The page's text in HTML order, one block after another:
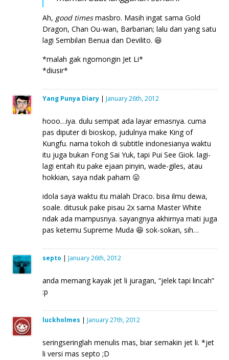
Ah, good timesmasbro. Masih ingat sama Gold
Dragon, Chan Ou-wan, Barbarian; lalu dari yang satu
lagi Sembilan Benua dan Devilito. 😆
*malah gak ngomongin Jet Li*
*diusir*
Yang Punya Diary| January 26th, 2012
hooo…iya. dulu sempat ada layar emasnya. cuma
pas diputer di bioskop, judulnya make King of
Kungfu. nama tokoh di subtitle indonesianya waktu
itu juga bukan Fong Sai Yuk, tapi Pui See Giok. lagi-
lagi entah itu pake ejaan pinyin, wade-giles, atau
hokkian, saya ndak paham 😛
idola saya waktu itu malah Draco. bisa ilmu dewa,
soale. ditusuk pake pisau 2x sama Master White
ndak ada mampusnya. sayangnya akhirnya mati juga
pas ketemu Supreme Muda 😆 sok-sokan, sih…
septo | January 26th, 2012
anda memang kayak jet li juragan, “jelek tapi lincah”
:p
luckholmes | January 27th, 2012
seringseringlah menulis mas, biar semakin jet li. *jet
li versi mas septo ;D